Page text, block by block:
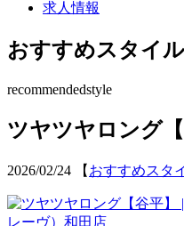
求人情報
おすすめスタイル
recommendedstyle
ツヤツヤロング【
2026/02/24 【 おすすめスタ